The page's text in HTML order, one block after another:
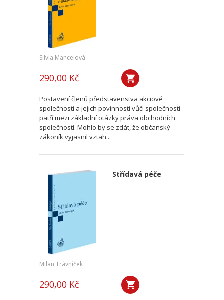
Silvia Mancelová
290,00 Kč
Postavení členů představenstva akciové
společnosti a jejich povinnosti vůči společnosti
patří mezi základní otázky práva obchodních
společností. Mohlo by se zdát, že občanský
zákoník vyjasnil vztah...
Střídavá péče
Milan Trávníček
290,00 Kč